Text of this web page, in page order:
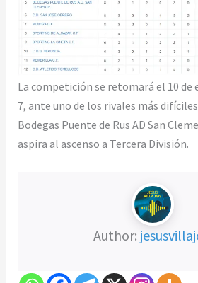
La competición se retomará el 10 de
7, ante uno de los rivales más
Bodegas Puente de Rus AD San
aspira al ascenso a Tercera División.
Author: